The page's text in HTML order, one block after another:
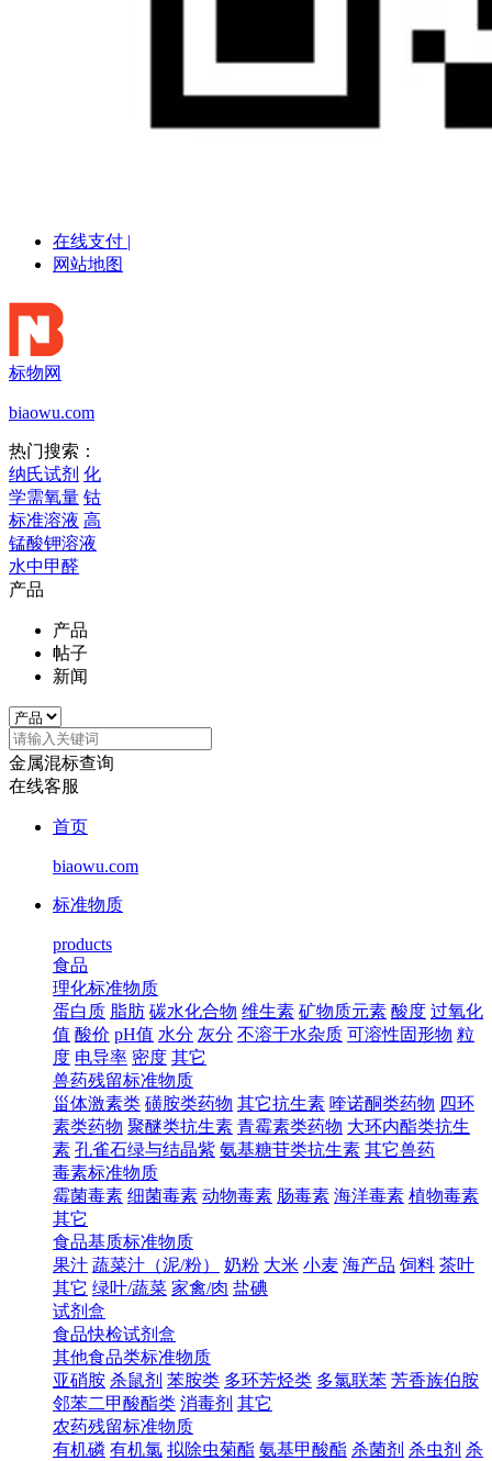
在线支付 |
网站地图
标物网
biaowu.com
热门搜索：
纳氏试剂 化
学需氧量 钴
标准溶液 高
锰酸钾溶液
水中甲醛
产品
产品
帖子
新闻
金属混标查询
在线客服
首页
biaowu.com
标准物质
products
食品
理化标准物质
蛋白质 脂肪 碳水化合物 维生素 矿物质元素 酸度 过氧化
值 酸价 pH值 水分 灰分 不溶于水杂质 可溶性固形物 粒
度 电导率 密度 其它
兽药残留标准物质
甾体激素类 磺胺类药物 其它抗生素 喹诺酮类药物 四环
素类药物 聚醚类抗生素 青霉素类药物 大环内酯类抗生
素 孔雀石绿与结晶紫 氨基糖苷类抗生素 其它兽药
毒素标准物质
霉菌毒素 细菌毒素 动物毒素 肠毒素 海洋毒素 植物毒素
其它
食品基质标准物质
果汁 蔬菜汁（泥/粉） 奶粉 大米 小麦 海产品 饲料 茶叶
其它 绿叶/蔬菜 家禽/肉 盐碘
试剂盒
食品快检试剂盒
其他食品类标准物质
亚硝胺 杀鼠剂 苯胺类 多环芳烃类 多氯联苯 芳香族伯胺
邻苯二甲酸酯类 消毒剂 其它
农药残留标准物质
有机磷 有机氯 拟除虫菊酯 氨基甲酸酯 杀菌剂 杀虫剂 杀